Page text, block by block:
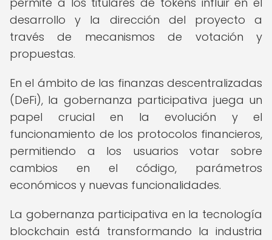
desarrollo y la dirección del proyecto a
través de mecanismos de votación y
propuestas.
En el ámbito de las finanzas descentralizadas
(DeFi), la gobernanza participativa juega un
papel crucial en la evolución y el
funcionamiento de los protocolos financieros,
permitiendo a los usuarios votar sobre
cambios en el código, parámetros
económicos y nuevas funcionalidades.
La gobernanza participativa en la tecnología
blockchain está transformando la industria